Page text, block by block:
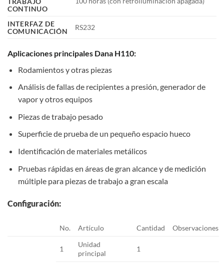
CONTINUO
INTERFAZ DE
COMUNICACIÓN
RS232
Aplicaciones principales Dana H110:
Rodamientos y otras piezas
Análisis de fallas de recipientes a presión, generador de
vapor y otros equipos
Piezas de trabajo pesado
Superficie de prueba de un pequeño espacio hueco
Identificación de materiales metálicos
Pruebas rápidas en áreas de gran alcance y de medición
múltiple para piezas de trabajo a gran escala
Configuración:
No. Artículo Cantidad Observaciones
1
Unidad
principal
1